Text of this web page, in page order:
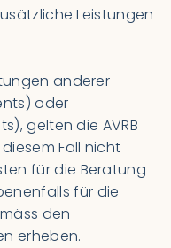
Leistungen
anderer
oder
gelten die AVRB
Fall nicht
für die Beratung
für die
den
erheben.